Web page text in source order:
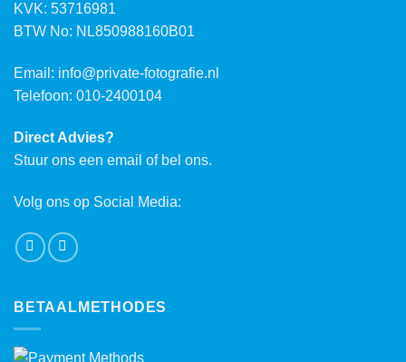
KVK: 53716981
BTW No: NL850988160B01
Email: info@private-fotografie.nl
Telefoon: 010-2400104
Direct Advies?
Stuur ons een email of bel ons.
Volg ons op Social Media:
BETAALMETHODES